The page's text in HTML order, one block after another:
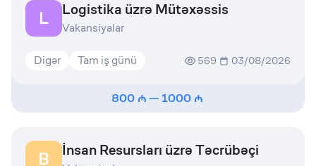
L Logistika üzrə Mütəxəssis
Vakansiyalar
Digər Tam iş günü 569 03/08/2026
800 —1000
B İnsan Resursları üzrə Təcrübəçi